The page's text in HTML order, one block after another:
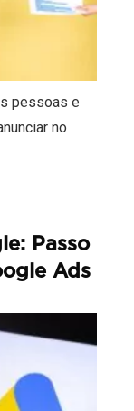
pessoas e
no
Passo
Ads